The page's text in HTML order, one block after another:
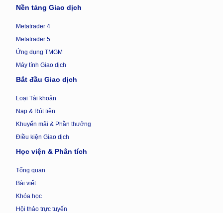
Nền tảng Giao dịch
Metatrader 4
Metatrader 5
Ứng dụng TMGM
Máy tính Giao dịch
Bắt đầu Giao dịch
Loại Tài khoản
Nạp & Rút tiền
Khuyến mãi & Phần thưởng
Điều kiện Giao dịch
Học viện & Phân tích
Tổng quan
Bài viết
Khóa học
Hội thảo trực tuyến